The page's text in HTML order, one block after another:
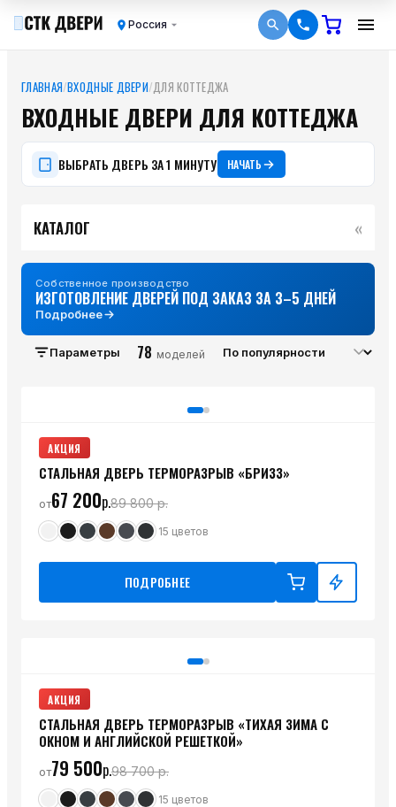
Россия
ГЛАВНАЯ/ВХОДНЫЕ ДВЕРИ/ДЛЯ КОТТЕДЖА
ВХОДНЫЕ ДВЕРИ ДЛЯ КОТТЕДЖА
ВЫБРАТЬ ДВЕРЬ ЗА 1 МИНУТУ НАЧАТЬ
КАТАЛОГ «
Собственное производство
ИЗГОТОВЛЕНИЕ ДВЕРЕЙ ПОД ЗАКАЗ ЗА 3–5 ДНЕЙ
Подробнее
Параметры 78 моделей
АКЦИЯ
СТАЛЬНАЯ ДВЕРЬ ТЕРМОРАЗРЫВ «БРИЗЗ»
от67 200р.89 800р.
15 цветов
ПОДРОБНЕЕ
АКЦИЯ
СТАЛЬНАЯ ДВЕРЬ ТЕРМОРАЗРЫВ «ТИХАЯ ЗИМА С
ОКНОМ И АНГЛИЙСКОЙ РЕШЕТКОЙ»
от79 500р.98 700р.
15 цветов